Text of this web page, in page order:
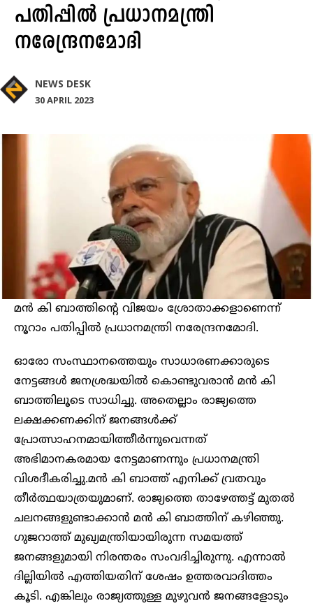
പതിപ്പില്‍ പ്രധാനമന്ത്രി
നരേന്ദ്രനമോദി
NEWS DESK
30 APRIL 2023
മന്‍ കി ബാത്തിന്റെ വിജയം ശ്രോതാക്കളാണെന്ന്
നൂറാം പതിപ്പില്‍ പ്രധാനമന്ത്രി നരേന്ദ്രനമോദി.
ഓരോ സംസ്ഥാനത്തെയും സാധാരണക്കാരുടെ
നേട്ടങ്ങള്‍ ജനശ്രദ്ധയില്‍ കൊണ്ടുവരാന്‍ മന്‍ കി
ബാത്തിലൂടെ സാധിച്ചു. അതെല്ലാം രാജ്യത്തെ
ലക്ഷക്കണക്കിന് ജനങ്ങള്‍ക്ക്
പ്രോത്സാഹനമായിത്തീര്‍ന്നുവെന്നത്
അഭിമാനകരമായ നേട്ടമാണന്നും പ്രധാനമന്ത്രി
വിശദീകരിച്ചു.മന്‍ കി ബാത്ത് എനിക്ക് വ്രതവും
തീര്‍ത്ഥയാത്രയുമാണ്. രാജ്യത്തെ താഴേത്തട്ട് മുതല്‍
ചലനങ്ങളുണ്ടാക്കാന്‍ മന്‍ കി ബാത്തിന് കഴിഞ്ഞു.
ഗുജറാത്ത് മുഖ്യമന്ത്രിയായിരുന്ന സമയത്ത്
ജനങ്ങളുമായി നിരന്തരം സംവദിച്ചിരുന്നു. എന്നാല്‍
ദില്ലിയില്‍ എത്തിയതിന് ശേഷം ഉത്തരവാദിത്തം
കൂടി. എങ്കിലും രാജ്യത്തുള്ള മുഴുവന്‍ ജനങ്ങളോടും